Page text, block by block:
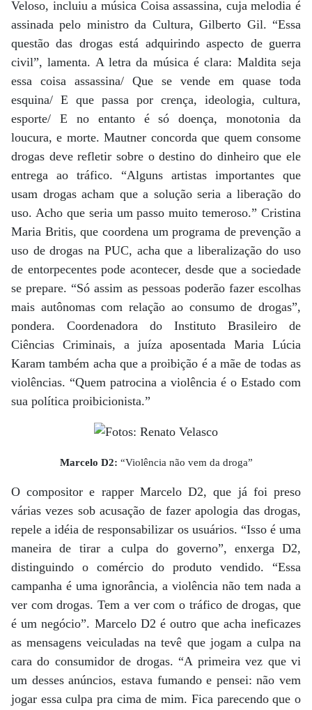
Veloso, incluiu a música Coisa assassina, cuja melodia é
assinada pelo ministro da Cultura, Gilberto Gil. “Essa
questão das drogas está adquirindo aspecto de guerra
civil”, lamenta. A letra da música é clara: Maldita seja
essa coisa assassina/ Que se vende em quase toda
esquina/ E que passa por crença, ideologia, cultura,
esporte/ E no entanto é só doença, monotonia da
loucura, e morte. Mautner concorda que quem consome
drogas deve refletir sobre o destino do dinheiro que ele
entrega ao tráfico. “Alguns artistas importantes que
usam drogas acham que a solução seria a liberação do
uso. Acho que seria um passo muito temeroso.” Cristina
Maria Britis, que coordena um programa de prevenção a
uso de drogas na PUC, acha que a liberalização do uso
de entorpecentes pode acontecer, desde que a sociedade
se prepare. “Só assim as pessoas poderão fazer escolhas
mais autônomas com relação ao consumo de drogas”,
pondera. Coordenadora do Instituto Brasileiro de
Ciências Criminais, a juíza aposentada Maria Lúcia
Karam também acha que a proibição é a mãe de todas as
violências. “Quem patrocina a violência é o Estado com
sua política proibicionista.”
Marcelo D2: “Violência não vem da droga”
O compositor e rapper Marcelo D2, que já foi preso
várias vezes sob acusação de fazer apologia das drogas,
repele a idéia de responsabilizar os usuários. “Isso é uma
maneira de tirar a culpa do governo”, enxerga D2,
distinguindo o comércio do produto vendido. “Essa
campanha é uma ignorância, a violência não tem nada a
ver com drogas. Tem a ver com o tráfico de drogas, que
é um negócio”. Marcelo D2 é outro que acha ineficazes
as mensagens veiculadas na tevê que jogam a culpa na
cara do consumidor de drogas. “A primeira vez que vi
um desses anúncios, estava fumando e pensei: não vem
jogar essa culpa pra cima de mim. Fica parecendo que o